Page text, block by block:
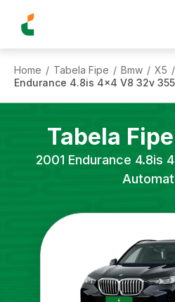
Home / Tabela Fipe / Bmw / X5 /
Endurance 4.8is 4x4 V8 32v
Tabela Fipe
2001 Endurance 4.8is